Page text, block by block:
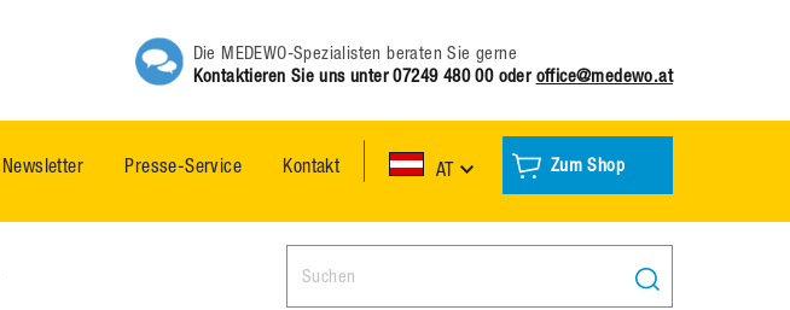
Die MEDEWO-Spezialisten beraten Sie gerne
Kontaktieren Sie uns unter07249 480 00oder office@medewo.at
Newsletter Presse-Service Kontakt AT Zum Shop